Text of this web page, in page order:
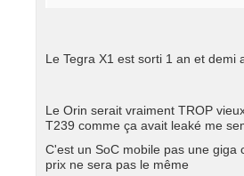
Le Tegra X1 est sorti 1 an et demi
Le Orin serait vraiment TROP
T239 comme ça avait leaké me
C'est un SoC mobile pas une giga
prix ne sera pas le même